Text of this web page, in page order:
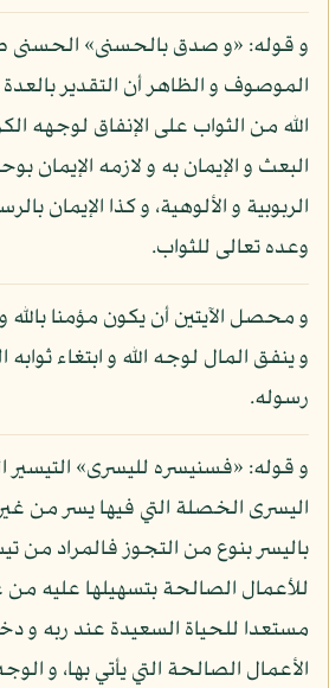
و قوله: «و صدق بالحسنى» الحسنى
الموصوف و الظاهر أن التقدير
الله من الثواب على الإنفاق لوجهه
البعث و الإيمان به و لازمه الإيمان
الربوبية و الألوهية، و كذا الإيمان
وعده تعالى للثواب.
و محصل الآيتين أن يكون مؤمنا بالله
و ينفق المال لوجه الله و ابتغاء
رسوله.
و قوله: «فسنيسره لليسرى» التيسير
اليسرى الخصلة التي فيها يسر من
باليسر بنوع من التجوز فالمراد من
للأعمال الصالحة بتسهيلها عليه
مستعدا للحياة السعيدة عند ربه و
الأعمال الصالحة التي يأتي بها، و